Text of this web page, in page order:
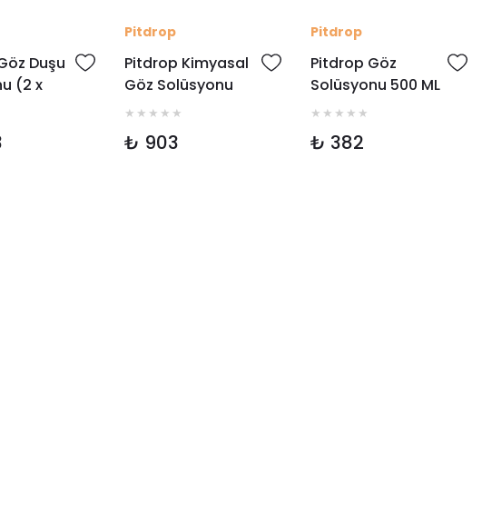
Duşu
(2 x
Pitdrop
Pitdrop Kimyasal
Göz Solüsyonu
500 Ml
₺ 903
Pitdrop
Pitdrop Göz
Solüsyonu 500 ML
₺ 382